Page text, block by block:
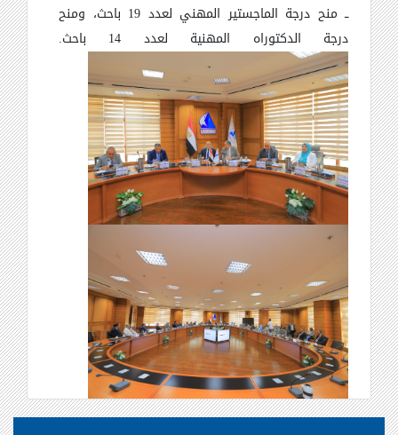
ــ منح درجة الماجستير المهني لعدد 19 باحث، ومنح
درجة الدكتوراه المهنية لعدد 14 باحث.